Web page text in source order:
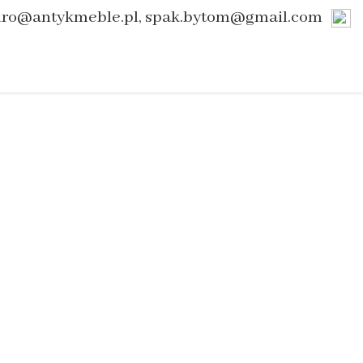
spak.bytom@gmail.com